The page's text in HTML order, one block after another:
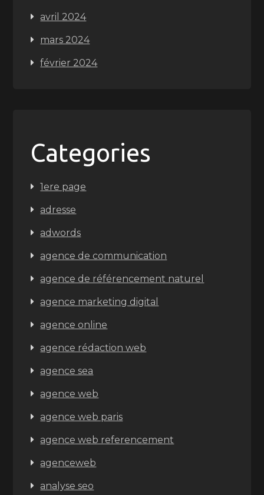
avril 2024
mars 2024
février 2024
Categories
1ere page
adresse
adwords
agence de communication
agence de référencement naturel
agence marketing digital
agence online
agence rédaction web
agence sea
agence web
agence web paris
agence web referencement
agenceweb
analyse seo